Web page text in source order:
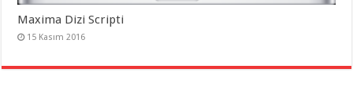
Maxima Dizi Scripti
15 Kasım 2016